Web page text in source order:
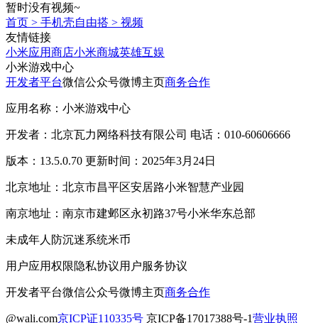
暂时没有视频~
首页 > 手机壳自由搭 > 视频
友情链接
小米应用商店小米商城英雄互娱
小米游戏中心
开发者平台微信公众号微博主页商务合作
应用名称：小米游戏中心
开发者：北京瓦力网络科技有限公司 电话：010-60606666
版本：13.5.0.70 更新时间：2025年3月24日
北京地址：北京市昌平区安居路小米智慧产业园
南京地址：南京市建邺区永初路37号小米华东总部
未成年人防沉迷系统米币
用户应用权限隐私协议用户服务协议
开发者平台微信公众号微博主页商务合作
@wali.com京ICP证110335号 京ICP备17017388号-1营业执照